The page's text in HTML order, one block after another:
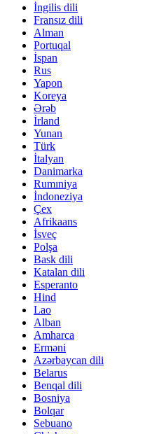
İngilis dili
Fransız dili
Alman
Portuqal
İspan
Rus
Yapon
Koreya
Ərəb
İrland
Yunan
Türk
İtalyan
Danimarka
Rumıniya
İndoneziya
Çex
Afrikaans
İsveç
Polşa
Bask dili
Katalan dili
Esperanto
Hind
Lao
Alban
Amharca
Erməni
Azərbaycan dili
Belarus
Benqal dili
Bosniya
Bolqar
Sebuano